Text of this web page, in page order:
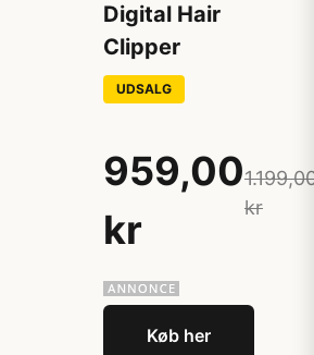
Digital Hair
Clipper
UDSALG
959,00
kr
kr
Køb her